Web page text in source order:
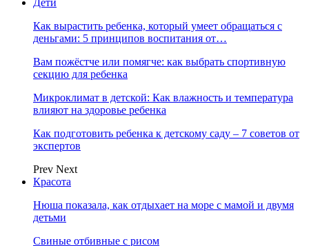
Дети
Как вырастить ребенка, который умеет обращаться с
деньгами: 5 принципов воспитания от…
Вам пожёстче или помягче: как выбрать спортивную
секцию для ребенка
Микроклимат в детской: Как влажность и температура
влияют на здоровье ребенка
Как подготовить ребенка к детскому саду – 7 советов от
экспертов
Prev Next
Красота
Нюша показала, как отдыхает на море с мамой и двумя
детьми
Свиные отбивные с рисом